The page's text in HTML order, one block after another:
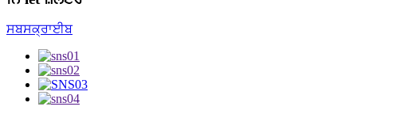
ਸਬਸਕ੍ਰਾਈਬ